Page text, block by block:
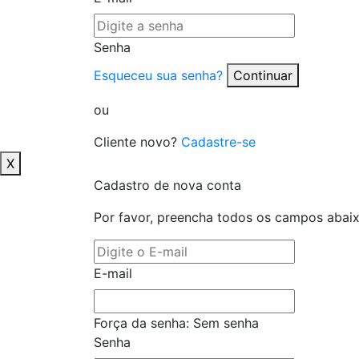
Senha
Esqueceu sua senha?
Continuar
ou
Cliente novo? Cadastre-se
X
Cadastro de nova conta
Por favor, preencha todos os campos
E-mail
Força da senha: Sem senha
Senha